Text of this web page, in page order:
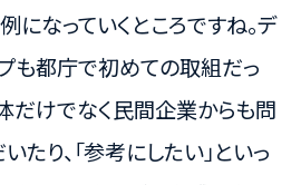
なっていくところですね。デ
も都庁で初めての取組だっ
だけでなく民間企業からも問
たり、「参考にしたい」といっ